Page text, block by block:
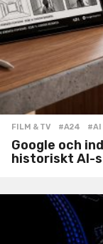
FILM & TV #A24 ,#AI
Google och
historiskt AI-